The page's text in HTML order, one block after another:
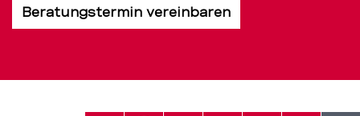
Beratungstermin vereinbaren